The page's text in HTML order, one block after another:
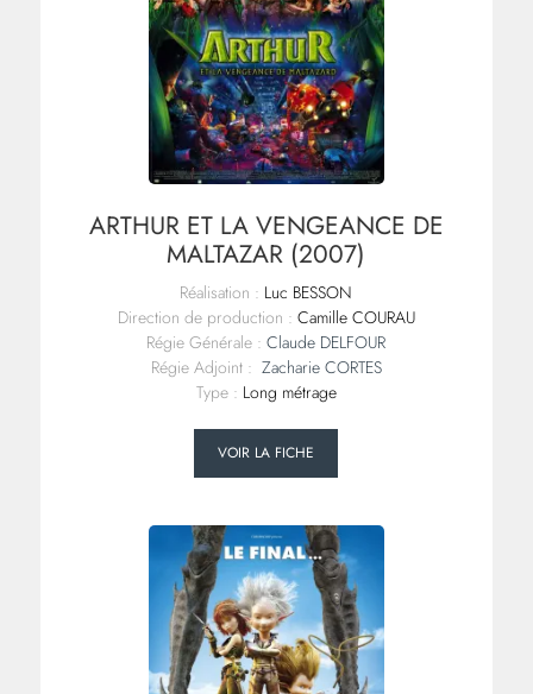
ARTHUR ET LA VENGEANCE DE
MALTAZAR (2007)
Réalisation : Luc BESSON
Direction de production : Camille COURAU
Régie Générale : Claude DELFOUR
Régie Adjoint : Zacharie CORTES
Type : Long métrage
VOIR LA FICHE